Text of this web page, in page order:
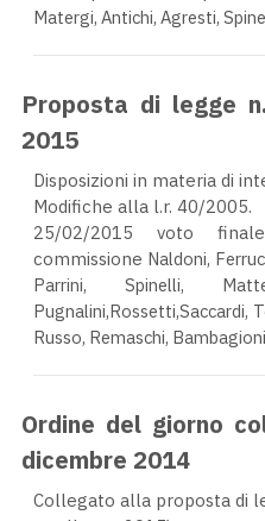
Matergi, Antichi, Agresti,
Proposta di legge
2015
Disposizioni in materia di
Modifiche alla l.r. 40/2005.
25/02/2015 voto
commissione Naldoni,
Parrini, Spinelli,
Pugnalini,Rossetti,Saccardi,
Russo, Remaschi,
Ordine del giorno
dicembre 2014
Collegato alla proposta di